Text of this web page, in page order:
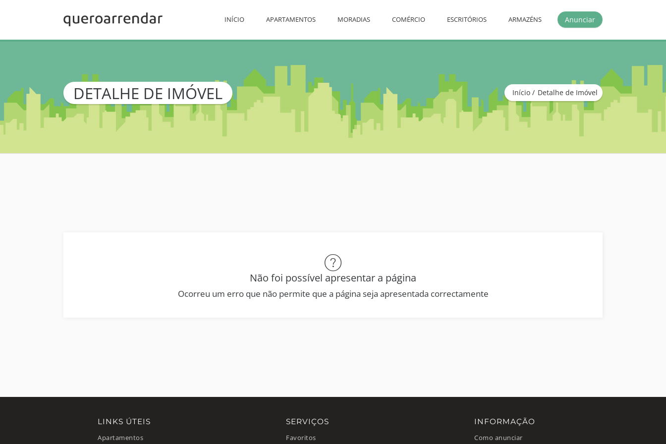
Anunciar
INÍCIO APARTAMENTOS MORADIAS COMÉRCIO ESCRITÓRIOS ARMAZÉNS
DETALHE DE IMÓVEL Início Detalhe de Imóvel
Não foi possível apresentar a página
Ocorreu um erro que não permite que a página seja apresentada correctamente
LINKS ÚTEIS
Apartamentos
SERVIÇOS
Favoritos
INFORMAÇÃO
Como anunciar